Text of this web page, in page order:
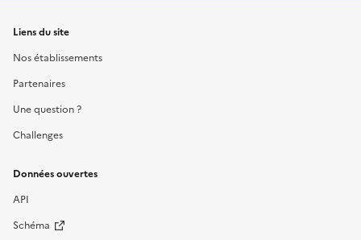
Liens du site
Nos établissements
Partenaires
Une question ?
Challenges
Données ouvertes
API
Schéma